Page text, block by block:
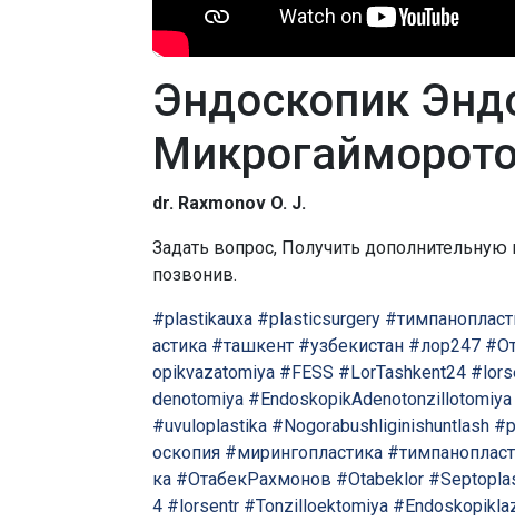
Эндоскопик
dr. Raxmonov O. J.
Задать вопрос, Получить
позвонив.
#plastikauxa #plasticsurgery
астика #ташкент #узбекистан #лор247
opikvazatomiya #FESS #LorTashkent24
denotomiya #EndoskopikAdenotonzillotomiya
#uvuloplastika #Nogorabushliginishuntlash
оскопия #мирингопластика
ка #ОтабекРахмонов #Otabeklor
4 #lorsentr #Tonzilloektomiya